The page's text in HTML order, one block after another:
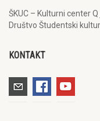
ŠKUC – Kulturni center
Društvo Študentski
KONTAKT